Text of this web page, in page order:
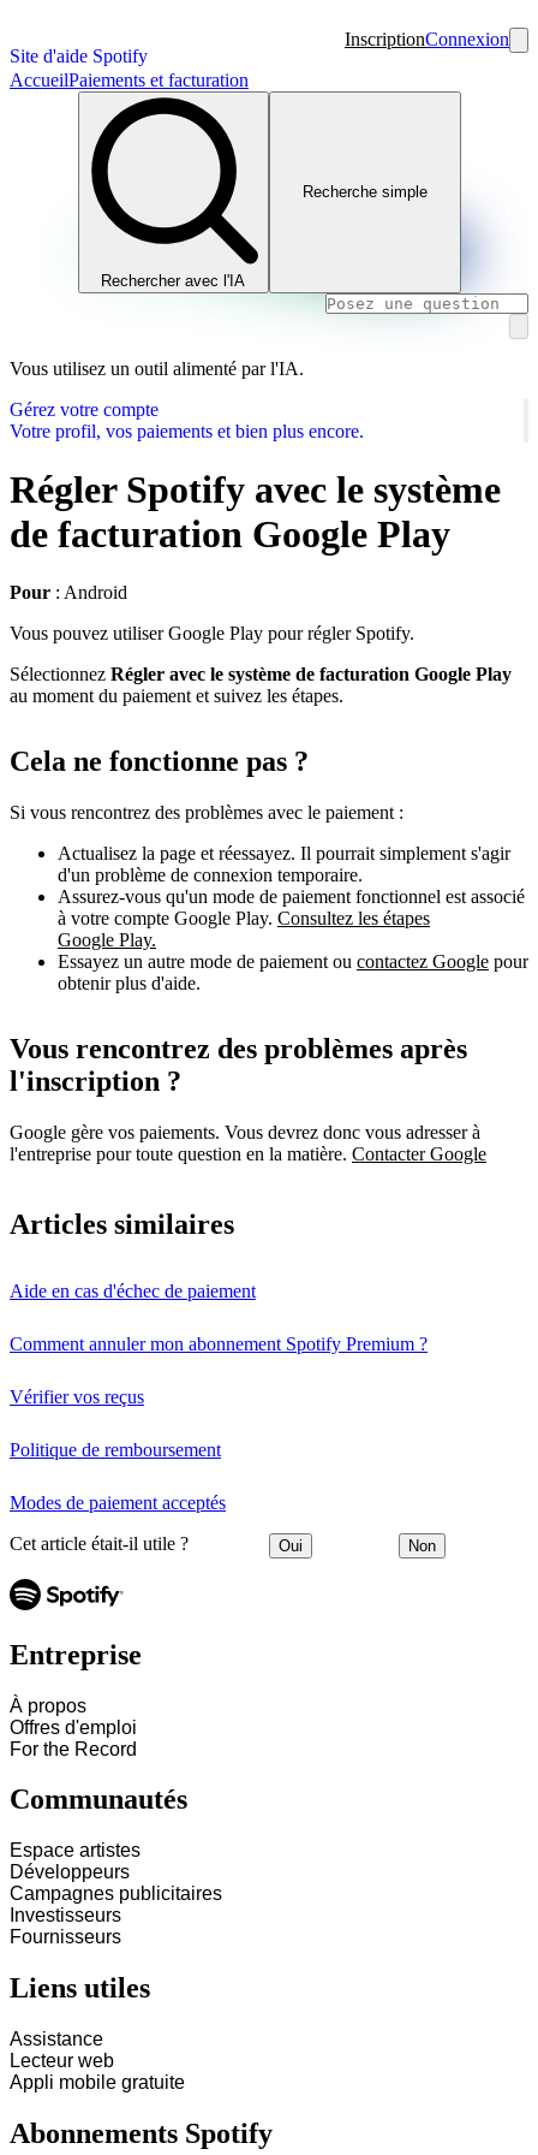
Site d'aide Spotify
InscriptionConnexion
AccueilPaiements et facturation
Rechercher avec l'IA
Recherche simple
Vous utilisez un outil alimenté par l'IA.
Gérez votre compte
Votre profil, vos paiements et bien plus encore.
Régler Spotify avec le système
de facturation Google Play
Pour : Android
Vous pouvez utiliser Google Play pour régler Spotify.
Sélectionnez Régler avec le système de facturation Google Play
au moment du paiement et suivez les étapes.
Cela ne fonctionne pas ?
Si vous rencontrez des problèmes avec le paiement :
Actualisez la page et réessayez. Il pourrait simplement s'agir
d'un problème de connexion temporaire.
Assurez-vous qu'un mode de paiement fonctionnel est associé
à votre compte Google Play. Consultez les étapes
Google Play.
Essayez un autre mode de paiement ou contactez Google pour
obtenir plus d'aide.
Vous rencontrez des problèmes après
l'inscription ?
Google gère vos paiements. Vous devrez donc vous adresser à
l'entreprise pour toute question en la matière. Contacter Google
Articles similaires
Aide en cas d'échec de paiement
Comment annuler mon abonnement Spotify Premium ?
Vérifier vos reçus
Politique de remboursement
Modes de paiement acceptés
Cet article était-il utile ? Oui Non
Entreprise
À propos
Offres d'emploi
For the Record
Communautés
Espace artistes
Développeurs
Campagnes publicitaires
Investisseurs
Fournisseurs
Liens utiles
Assistance
Lecteur web
Appli mobile gratuite
Abonnements Spotify